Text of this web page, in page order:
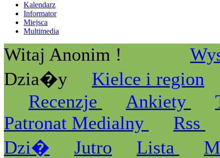
Kalendarz
Informator
Miejsca
Multimedia
Witaj Anonim !
Dzia�y
Kielce i region
Recenzje
Ankiety
Patronat Medialny
Rss
Dzi�
Jutro Lista